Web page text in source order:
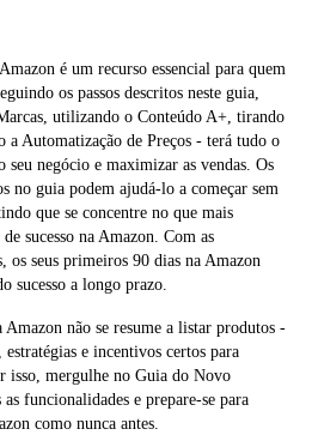
é um recurso essencial para quem
os passos descritos neste guia,
utilizando o Conteúdo A+, tirando
Automatização de Preços - terá tudo o
seu negócio e maximizar as vendas. Os
no guia podem ajudá-lo a começar sem
que se concentre no que mais
sucesso na Amazon. Com as
os seus primeiros 90 dias na Amazon
sucesso a longo prazo.
Amazon não se resume a listar produtos -
estratégias e incentivos certos para
isso, mergulhe no Guia do Novo
funcionalidades e prepare-se para
como nunca antes.